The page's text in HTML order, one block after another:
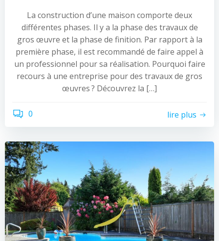
La construction d’une maison comporte deux
différentes phases. Il y a la phase des travaux de
gros œuvre et la phase de finition. Par rapport à la
première phase, il est recommandé de faire appel à
un professionnel pour sa réalisation. Pourquoi faire
recours à une entreprise pour des travaux de gros
œuvres ? Découvrez la […]
0 lire plus